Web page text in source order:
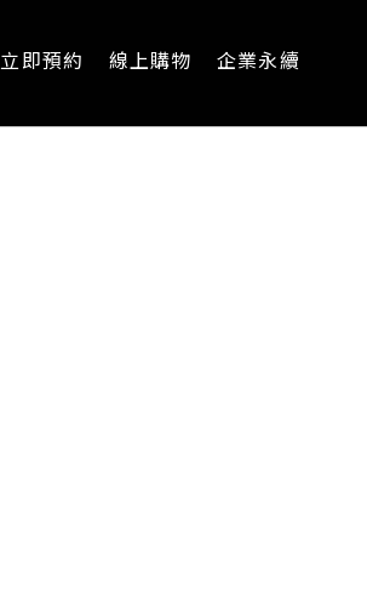
立即預約 線上購物 企業永續